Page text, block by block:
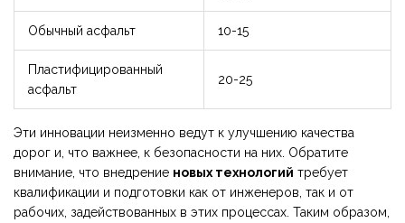
Обычный асфальт 10-15
Пластифицированный
асфальт
20-25
Эти инновации неизменно ведут к улучшению качества
дорог и, что важнее, к безопасности на них. Обратите
внимание, что внедрение новых технологий требует
квалификации и подготовки как от инженеров, так и от
рабочих, задействованных в этих процессах. Таким образом,